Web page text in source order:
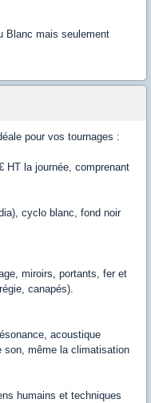
Blanc mais seulement
pour vos tournages :
HT la journée, comprenant
cyclo blanc, fond noir
miroirs, portants, fer et
canapés).
acoustique
son, même la climatisation
humains et techniques